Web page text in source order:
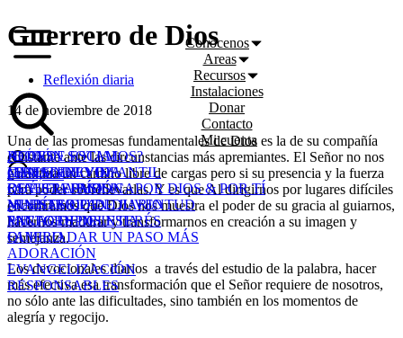
Skip
to
content
Conócenos
¿DÓNDE ESTAMOS?
¿ERES NUEVO?
QUÉ CREEMOS
¿SABÍAS QUE...
PACTO DE IGLESIA
QUIERO DAR UN PASO MÁS
Areas
ACCIÓN SOCIAL
MINISTERIO INFANTIL
ESCUELA BÍBLICA
MINISTERIO DE JUVENTUD
MINI GRUPOS
FAMILIA
ADORACIÓN
EVANGELIZACIÓN
RESPONSABLES
Recursos
REDES
CANAL DE VIDA
REVISTA PASIÓN - POR DIOS & POR TÍ
NUESTRO PAN DIARIO
ENLACES DE INTERÉS
Instalaciones
Donar
Contacto
Mi cuenta
Cart0,00€
Guerrero de Dios
Reflexión diaria
14 de noviembre de 2018
Una de las promesas fundamentales de Dios es la de su compañía
constante ante las circunstancias más apremiantes. El Señor no nos
garantiza un camino libre de cargas pero si su presencia y la fuerza
para poder sobrellevarlas. Y es que Al dirigirnos por lugares difíciles
encontramos que Dios nos muestra el poder de su gracia al guiarnos,
hacernos madurar y transformarnos en creación a su imagen y
semejanza.
Los devocionales diarios a través del estudio de la palabra, hacer
más efectiva esa transformación que el Señor requiere de nosotros,
no sólo ante las dificultades, sino también en los momentos de
alegría y regocijo.